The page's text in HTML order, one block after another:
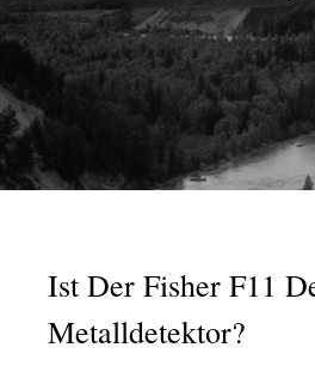
Ist Der Fisher F11
Metalldetektor?